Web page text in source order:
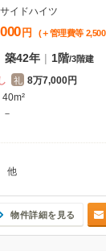
イドハイツ
円 (＋管理費等 2,500
築42年 | 1階/3階建
礼 8万7,000円
40m²
－
他
物件詳細を見る